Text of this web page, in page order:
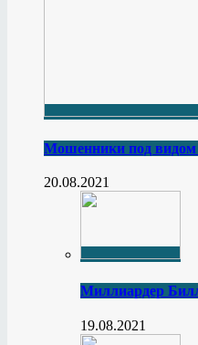
Мошенники под видом
20.08.2021
Миллиардер
19.08.2021